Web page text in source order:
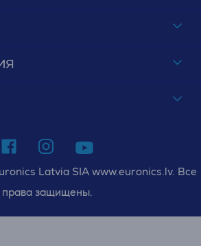
Latvia SIA www.euronics.lv. Все
права защищены.